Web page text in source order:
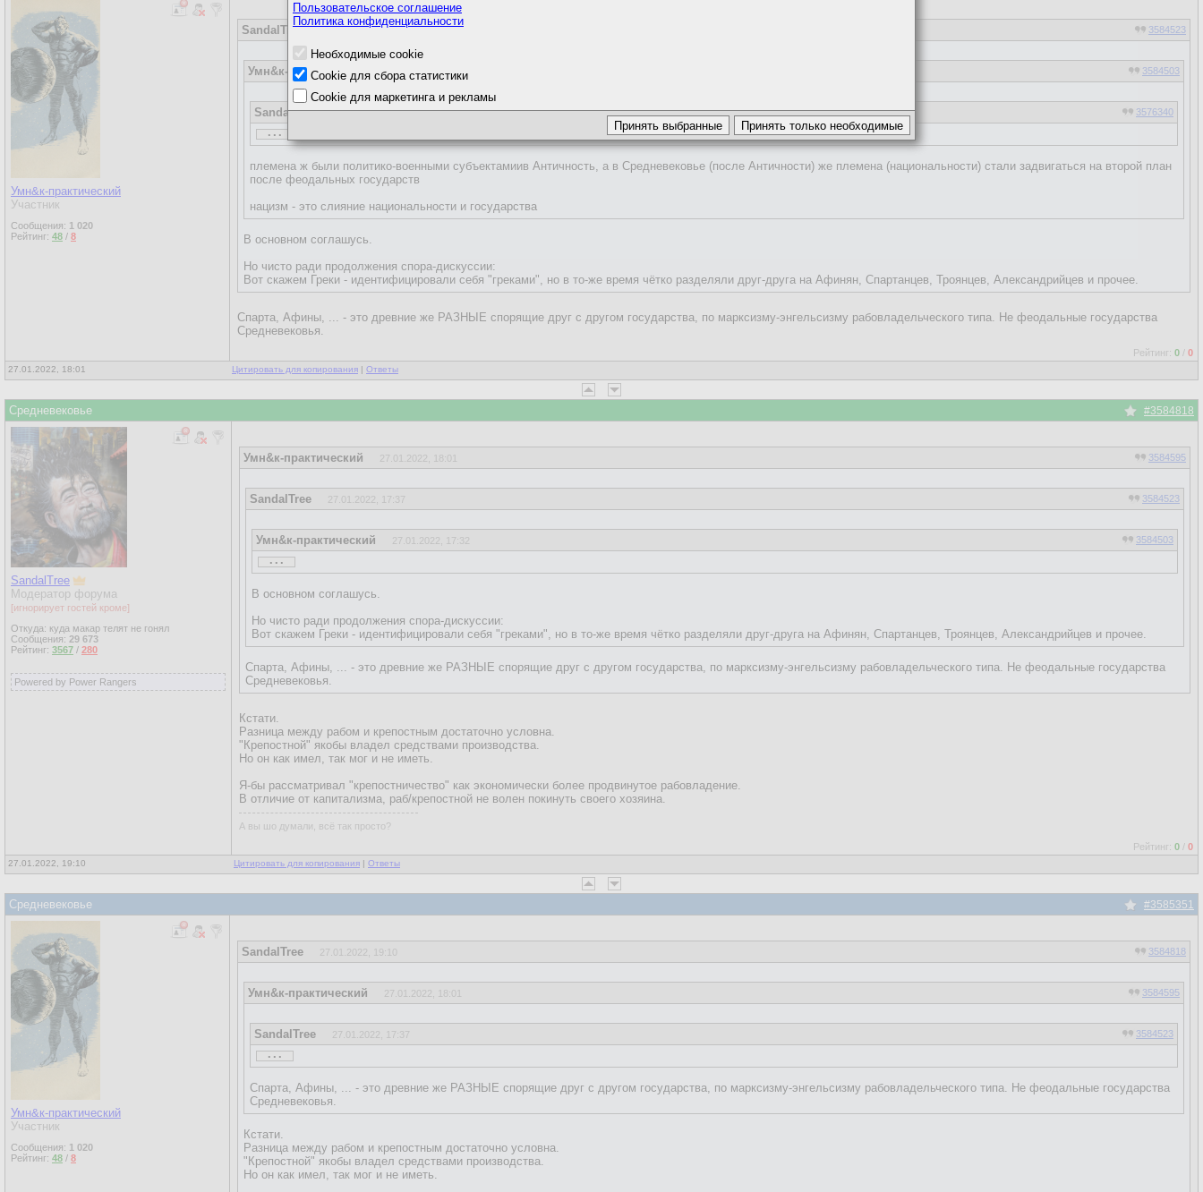
Умн&к-практический
Участник
Сообщения: 1 020
Рейтинг: 48 / 8
SandalTree 27.01.2022, 17:37 3584523
Умн&к-практический 27.01.2022, 17:32 3584503
SandalTree 24.01.2022, 16:09 3576340
Средневековье ОЧЕНЬ влияет на то, что сейчас.
Вот для России - это Великое Княжество Литовское, Смутное время, загнивание Речи Посполитая, ... - это к вопросу "Откуда взялись
украинцы и беларусы со своими языками, которые все и современный русский из одного древнерусского.
А точнее из-за отсутствия быстрых и прост коммуникаций в каждоом регионе был как бы свой язык (диалект). Вот и большевики
В том-то и дело что в средневековье - языки были пох, а национальностей вообще не было.
Писали все на латыни, а то что крестьяне балакали по своему - это пох, главное чтоб барщину без задержек приносили.
...
племена ж были политико-военными субъектамиив Античность, а в Средневековье (после Античности) же племена (национальности) стали задвигаться на второй план
после феодальных государств
нацизм - это слияние национальности и государства
В основном соглашусь.
Но чисто ради продолжения спора-дискуссии:
Вот скажем Греки - идентифицировали себя "греками", но в то-же время чётко разделяли друг-друга на Афинян, Спартанцев, Троянцев, Александрийцев и прочее.
Спарта, Афины, ... - это древние же РАЗНЫЕ спорящие друг с другом государства, по марксизму-энгельсизму рабовладельческого типа. Не феодальные государства
Средневековья.
Рейтинг: 0 / 0
27.01.2022, 18:01 Цитировать для копирования | Ответы
Средневековье #3584818
SandalTree
Модератор форума
[игнорирует гостей кроме]
Откуда: куда макар телят не гонял
Сообщения: 29 673
Рейтинг: 3567 / 280
Powered by Power Rangers
Умн&к-практический 27.01.2022, 18:01 3584595
SandalTree 27.01.2022, 17:37 3584523
Умн&к-практический 27.01.2022, 17:32 3584503
Умн&к-практический 24.01.2022, 15:00
...
В том-то и дело что в средневековье - языки были пох, а национальностей вообще не было.
Писали все на латыни, а то что крестьяне балакали по своему - это пох, главное чтоб барщину без задержек приносили.
племена ж были политико-военными субъектамиив Античность, а в Средневековье (после Античности) же племена (национальности) стали задвигаться на второй
план после феодальных государств
нацизм - это слияние национальности и государства
...
В основном соглашусь.
Но чисто ради продолжения спора-дискуссии:
Вот скажем Греки - идентифицировали себя "греками", но в то-же время чётко разделяли друг-друга на Афинян, Спартанцев, Троянцев, Александрийцев и прочее.
Спарта, Афины, ... - это древние же РАЗНЫЕ спорящие друг с другом государства, по марксизму-энгельсизму рабовладельческого типа. Не феодальные государства
Средневековья.
Кстати.
Разница между рабом и крепостным достаточно условна.
"Крепостной" якобы владел средствами производства.
Но он как имел, так мог и не иметь.
Я-бы рассматривал "крепостничество" как экономически более продвинутое рабовладение.
В отличие от капитализма, раб/крепостной не волен покинуть своего хозяина.
А вы шо думали, всё так просто?
Рейтинг: 0 / 0
27.01.2022, 19:10 Цитировать для копирования | Ответы
Средневековье #3585351
Умн&к-практический
Участник
Сообщения: 1 020
Рейтинг: 48 / 8
SandalTree 27.01.2022, 19:10 3584818
Умн&к-практический 27.01.2022, 18:01 3584595
SandalTree 27.01.2022, 17:37 3584523
SandalTree 24.01.2022, 16:09 3576340
...
племена ж были политико-военными субъектамиив Античность, а в Средневековье (после Античности) же племена (национальности) стали задвигаться на второй
...
Спарта, Афины, ... - это древние же РАЗНЫЕ спорящие друг с другом государства, по марксизму-энгельсизму рабовладельческого типа. Не феодальные государства
Средневековья.
Кстати.
Разница между рабом и крепостным достаточно условна.
"Крепостной" якобы владел средствами производства.
Но он как имел, так мог и не иметь.
Пользовательское соглашение
Политика конфиденциальности
Необходимые cookie
Cookie для сбора статистики
Cookie для маркетинга и рекламы